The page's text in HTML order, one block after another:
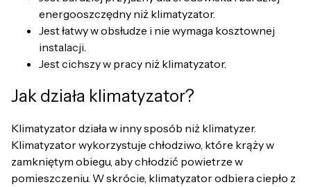
energooszczędny niż klimatyzator.
Jest łatwy w obsłudze i nie wymaga kosztownej
instalacji.
Jest cichszy w pracy niż klimatyzator.
Jak działa klimatyzator?
Klimatyzator działa w inny sposób niż klimatyzer.
Klimatyzator wykorzystuje chłodziwo, które krąży w
zamkniętym obiegu, aby chłodzić powietrze w
pomieszczeniu. W skrócie, klimatyzator odbiera ciepło z